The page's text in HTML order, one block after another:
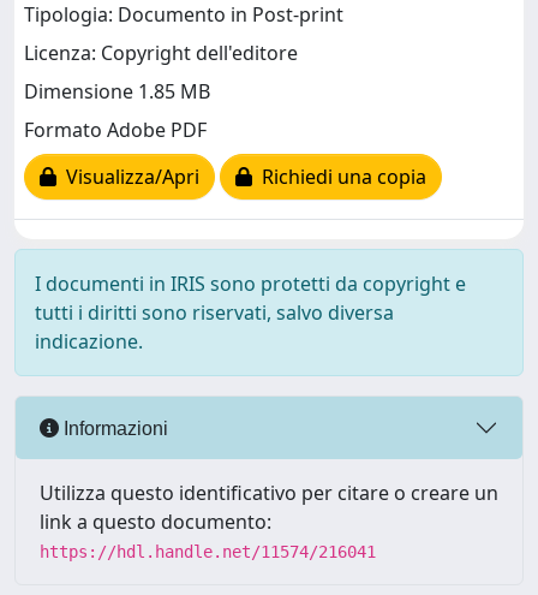
Tipologia: Documento in Post-print
Licenza: Copyright dell'editore
Dimensione 1.85 MB
Formato Adobe PDF
Visualizza/Apri
Richiedi una copia
I documenti in IRIS sono protetti da copyright e
tutti i diritti sono riservati, salvo diversa
indicazione.
Informazioni
Utilizza questo identificativo per citare o creare un
link a questo documento:
https://hdl.handle.net/11574/216041